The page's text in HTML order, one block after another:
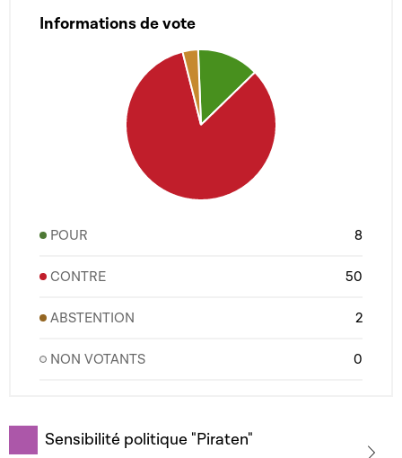
Informations de vote
POUR 8
CONTRE 50
ABSTENTION 2
NON VOTANTS 0
Sensibilité politique "Piraten"